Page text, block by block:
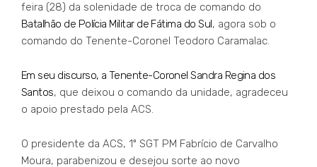
feira (28) da solenidade de troca de comando do
Batalhão de Polícia Militar de Fátima do Sul , agora sob o
comando do Tenente-Coronel Teodoro Caramalac.
Em seu discurso, a Tenente-Coronel Sandra Regina dos
Santos, que deixou o comando da unidade, agradeceu
o apoio prestado pela ACS.
O presidente da ACS, 1º SGT PM Fabrício de Carvalho
Moura, parabenizou e desejou sorte ao novo